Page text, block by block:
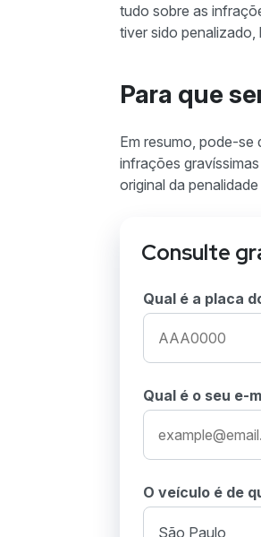
tudo sobre as
tiver sido
Para que
Em resumo, pode-se
infrações
original da
Consulte
Qual é a placa
Qual é o seu e-
O veículo é de